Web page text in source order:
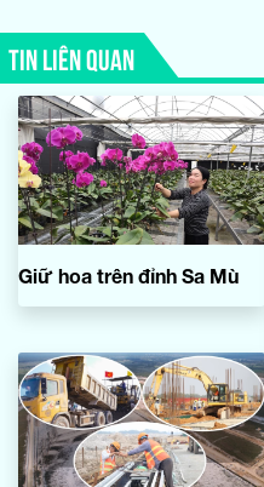
TIN LIÊN QUAN
Giữ hoa trên đỉnh Sa Mù